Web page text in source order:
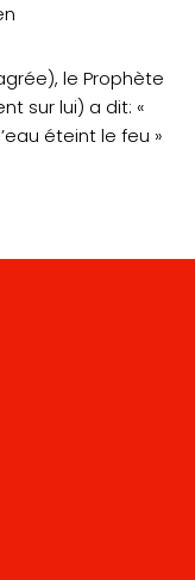
le Prophète
sur lui) a dit: «
éteint le feu »